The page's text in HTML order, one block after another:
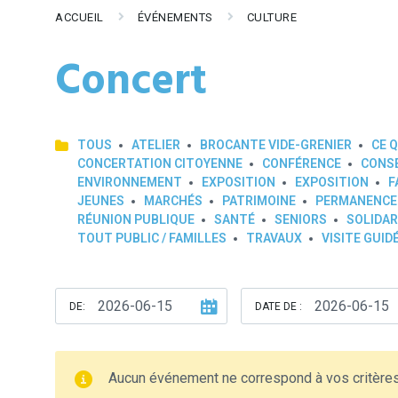
ACCUEIL ÉVÉNEMENTS CULTURE
Concert
TOUS ATELIER BROCANTE VIDE-GRENIER CE
CONCERTATION CITOYENNE
CONFÉRENCE
ENVIRONNEMENT
EXPOSITION EXPOSITION
JEUNES
MARCHÉS PATRIMOINE
RÉUNION PUBLIQUE
SANTÉ SENIORS
TOUT PUBLIC / FAMILLES
TRAVAUX VISITE
DE: DATE DE :
Aucun événement ne correspond à vos